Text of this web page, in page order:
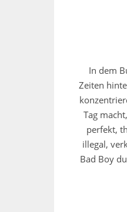
In dem
Zeiten
Tag
perfekt,
illegal,
Bad Boy